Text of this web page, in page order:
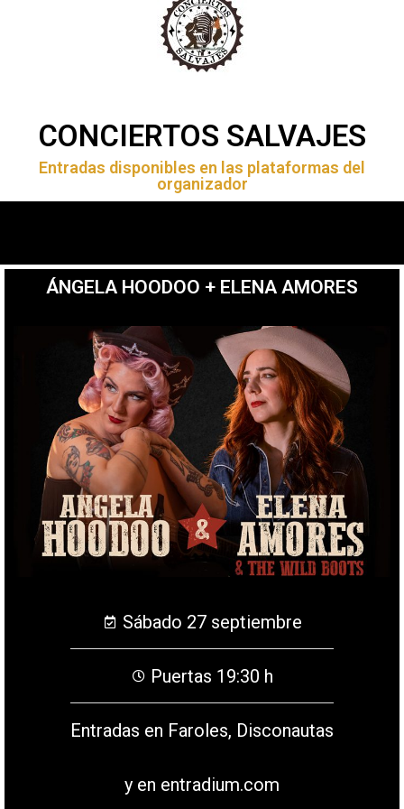
CONCIERTOS SALVAJES
Entradas disponibles en las plataformas del
organizador
ÁNGELA HOODOO + ELENA AMORES
Sábado 27 septiembre
Puertas 19:30 h
Entradas en Faroles, Disconautas
y en entradium.com